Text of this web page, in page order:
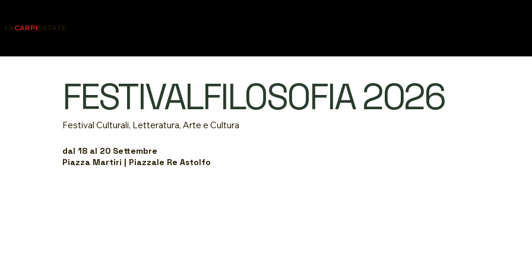
LACARPIESTATE
FESTIVALFILOSOFIA 2026
Festival Culturali, Letteratura, Arte e Cultura
dal 18 al 20 Settembre
Piazza Martiri | Piazzale Re Astolfo